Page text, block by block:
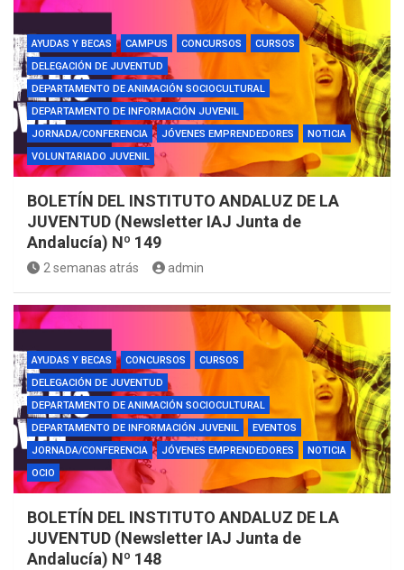
AYUDAS Y BECAS CAMPUS CONCURSOS
CURSOS
DELEGACIÓN DE JUVENTUD
DEPARTAMENTO DE ANIMACIÓN SOCIOCULTURAL
DEPARTAMENTO DE INFORMACIÓN JUVENIL
JORNADA/CONFERENCIA
JÓVENES EMPRENDEDORES
NOTICIA
VOLUNTARIADO JUVENIL
BOLETÍN DEL INSTITUTO ANDALUZ DE LA
JUVENTUD (Newsletter IAJ Junta de
Andalucía) Nº 149
2 semanas atrás admin
AYUDAS Y BECAS CONCURSOS
CURSOS
DELEGACIÓN DE JUVENTUD
DEPARTAMENTO DE ANIMACIÓN SOCIOCULTURAL
DEPARTAMENTO DE INFORMACIÓN JUVENIL
EVENTOS
JORNADA/CONFERENCIA
JÓVENES EMPRENDEDORES
NOTICIA
OCIO
BOLETÍN DEL INSTITUTO ANDALUZ DE LA
JUVENTUD (Newsletter IAJ Junta de
Andalucía) Nº 148